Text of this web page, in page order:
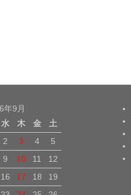
年9月
水 木 金
土
2 3 4
5
9 10 11
12
16 17 18
19